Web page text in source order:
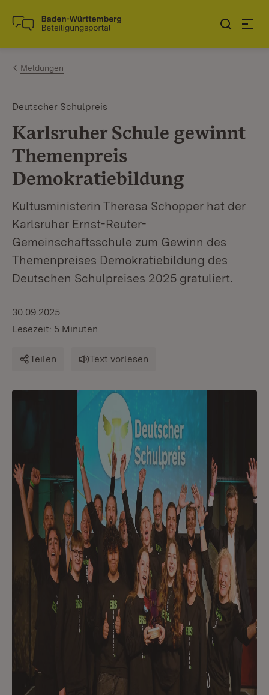
Zum Inhalt springen
Link zur Startseite
Meldungen
Deutscher Schulpreis
Karlsruher Schule gewinnt
Themenpreis
Demokratiebildung
Kultusministerin Theresa Schopper hat der
Karlsruher Ernst-Reuter-
Gemeinschaftsschule zum Gewinn des
Themenpreises Demokratiebildung des
Deutschen Schulpreises 2025 gratuliert.
30.09.2025
Lesezeit: 5 Minuten
Teilen Text vorlesen